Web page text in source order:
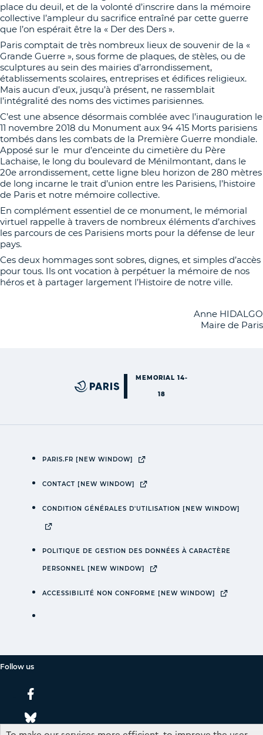
place du deuil, et de la volonté d’inscrire dans la mémoire
collective l’ampleur du sacrifice entraîné par cette guerre
que l’on espérait être la « Der des Ders ».
Paris comptait de très nombreux lieux de souvenir de la «
Grande Guerre », sous forme de plaques, de stèles, ou de
sculptures au sein des mairies d’arrondissement,
établissements scolaires, entreprises et édifices religieux.
Mais aucun d’eux, jusqu’à présent, ne rassemblait
l’intégralité des noms des victimes parisiennes.
C’est une absence désormais comblée avec l’inauguration le
11 novembre 2018 du Monument aux 94 415 Morts parisiens
tombés dans les combats de la Première Guerre mondiale.
Apposé sur le mur d’enceinte du cimetière du Père
Lachaise, le long du boulevard de Ménilmontant, dans le
20e arrondissement, cette ligne bleu horizon de 280 mètres
de long incarne le trait d’union entre les Parisiens, l’histoire
de Paris et notre mémoire collective.
En complément essentiel de ce monument, le mémorial
virtuel rappelle à travers de nombreux éléments d’archives
les parcours de ces Parisiens morts pour la défense de leur
pays.
Ces deux hommages sont sobres, dignes, et simples d’accès
pour tous. Ils ont vocation à perpétuer la mémoire de nos
héros et à partager largement l’Histoire de notre ville.
Anne HIDALGO
Maire de Paris
MEMORIAL 14-
18
PARIS.FR [NEW WINDOW]
CONTACT [NEW WINDOW]
CONDITION GÉNÉRALES D'UTILISATION [NEW WINDOW]
POLITIQUE DE GESTION DES DONNÉES À CARACTÈRE
PERSONNEL [NEW WINDOW]
ACCESSIBILITÉ NON CONFORME [NEW WINDOW]
Follow us